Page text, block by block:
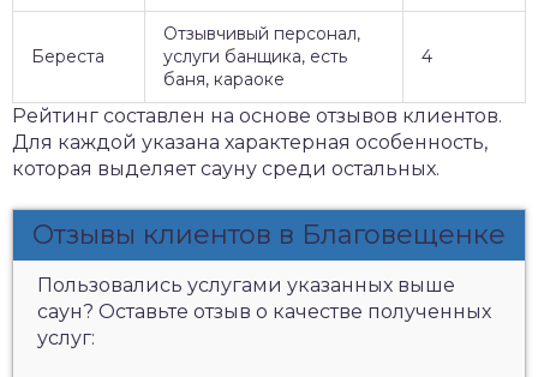
Береста
Отзывчивый персонал,
услуги банщика, есть
баня, караоке
4
Рейтинг составлен на основе отзывов клиентов.
Для каждой указана характерная особенность,
которая выделяет сауну среди остальных.
Отзывы клиентов в Благовещенке
Пользовались услугами указанных выше
саун? Оставьте отзыв о качестве полученных
услуг: